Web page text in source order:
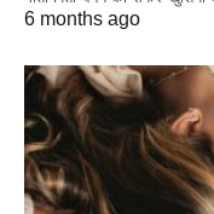
6 months ago